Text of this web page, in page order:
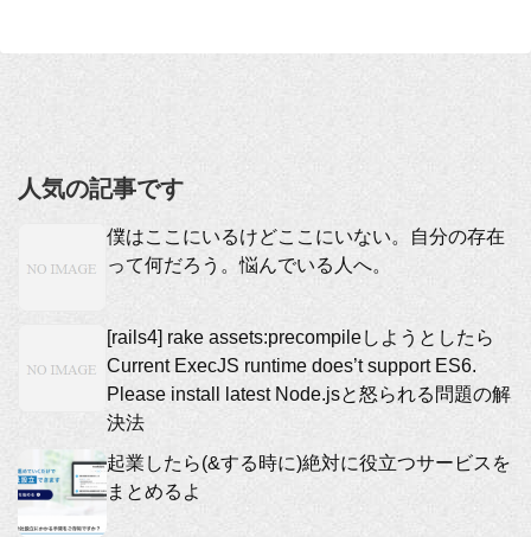
人気の記事です
僕はここにいるけどここにいない。自分の存在
って何だろう。悩んでいる人へ。
[rails4] rake assets:precompileしようとしたら
Current ExecJS runtime does’t support ES6.
Please install latest Node.jsと怒られる問題の解
決法
起業したら(&する時に)絶対に役立つサービスを
まとめるよ